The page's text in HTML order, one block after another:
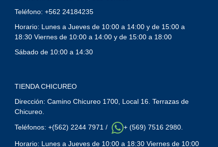
Teléfono: +562 24184235
Horario: Lunes a Jueves de 10:00 a 14:00 y de 15:00 a
18:30 Viernes de 10:00 a 14:00 y de 15:00 a 18:00
Sábado de 10:00 a 14:30
TIENDA CHICUREO
Dirección: Camino Chicureo 1700, Local 16. Terrazas de
Chicureo.
Teléfonos: +(562) 2244 7971 / + (569) 7516 2980.
Horario: Lunes a Jueves de 10:00 a 18:30 Viernes de 10:00